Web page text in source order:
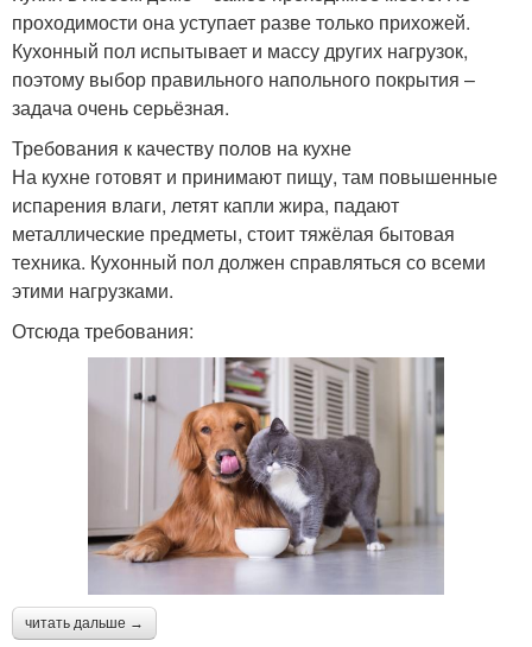
проходимости она уступает разве только прихожей.
Кухонный пол испытывает и массу других нагрузок,
поэтому выбор правильного напольного покрытия –
задача очень серьёзная.
Требования к качеству полов на кухне
На кухне готовят и принимают пищу, там повышенные
испарения влаги, летят капли жира, падают
металлические предметы, стоит тяжёлая бытовая
техника. Кухонный пол должен справляться со всеми
этими нагрузками.
Отсюда требования:
читать дальше →